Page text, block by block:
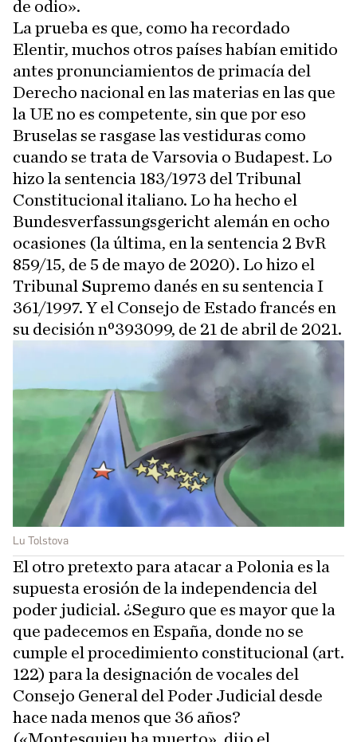
de odio».
La prueba es que, como ha recordado
Elentir, muchos otros países habían emitido
antes pronunciamientos de primacía del
Derecho nacional en las materias en las que
la UE no es competente, sin que por eso
Bruselas se rasgase las vestiduras como
cuando se trata de Varsovia o Budapest. Lo
hizo la sentencia 183/1973 del Tribunal
Constitucional italiano. Lo ha hecho el
Bundesverfassungsgericht alemán en ocho
ocasiones (la última, en la sentencia 2 BvR
859/15, de 5 de mayo de 2020). Lo hizo el
Tribunal Supremo danés en su sentencia I
361/1997. Y el Consejo de Estado francés en
su decisión nº393099, de 21 de abril de 2021.
Lu Tolstova
El otro pretexto para atacar a Polonia es la
supuesta erosión de la independencia del
poder judicial. ¿Seguro que es mayor que la
que padecemos en España, donde no se
cumple el procedimiento constitucional (art.
122) para la designación de vocales del
Consejo General del Poder Judicial desde
hace nada menos que 36 años?